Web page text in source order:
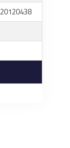
20120438